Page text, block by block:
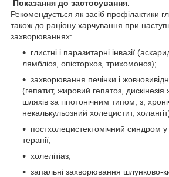
Показання до застосування.
Рекомендується як засіб профілактики
також до раціону харчування при
захворюваннях:
глистні і паразитарні інвазії
лямбліоз, опісторхоз, трихомоноз);
захворювання печінки і
(гепатит, жировий гепатоз, дискінезія
шляхів за гіпотонічним типом, з,
некалькульозний холецистит,
постхолецистектомічний синдром у
терапії;
холелітіаз;
запальні захворювання шлунково-